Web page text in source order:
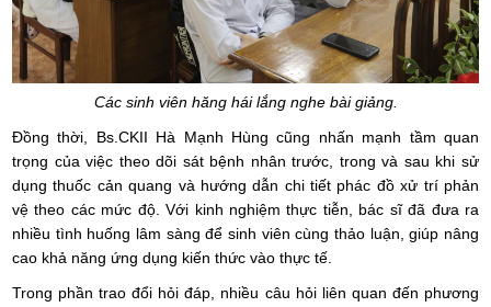
Các sinh viên hăng hái lắng nghe bài giảng.
Đồng thời, Bs.CKII Hà Mạnh Hùng cũng nhấn mạnh tầm quan
trọng của việc theo dõi sát bệnh nhân trước, trong và sau khi sử
dụng thuốc cản quang và hướng dẫn chi tiết phác đồ xử trí phản
vệ theo các mức độ. Với kinh nghiệm thực tiễn, bác sĩ đã đưa ra
nhiều tình huống lâm sàng để sinh viên cùng thảo luận, giúp nâng
cao khả năng ứng dụng kiến thức vào thực tế.
Trong phần trao đổi hỏi đáp, nhiều câu hỏi liên quan đến phương